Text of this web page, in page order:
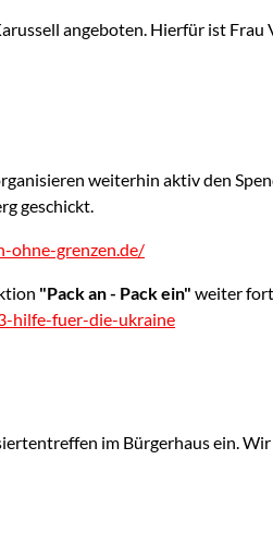
angeboten. Hierfür ist
weiterhin aktiv den
geschickt.
ohne-grenzen.de/
"Pack an - Pack ein" weiter
hilfe-fuer-die-ukraine
im Bürgerhaus ein. Wir